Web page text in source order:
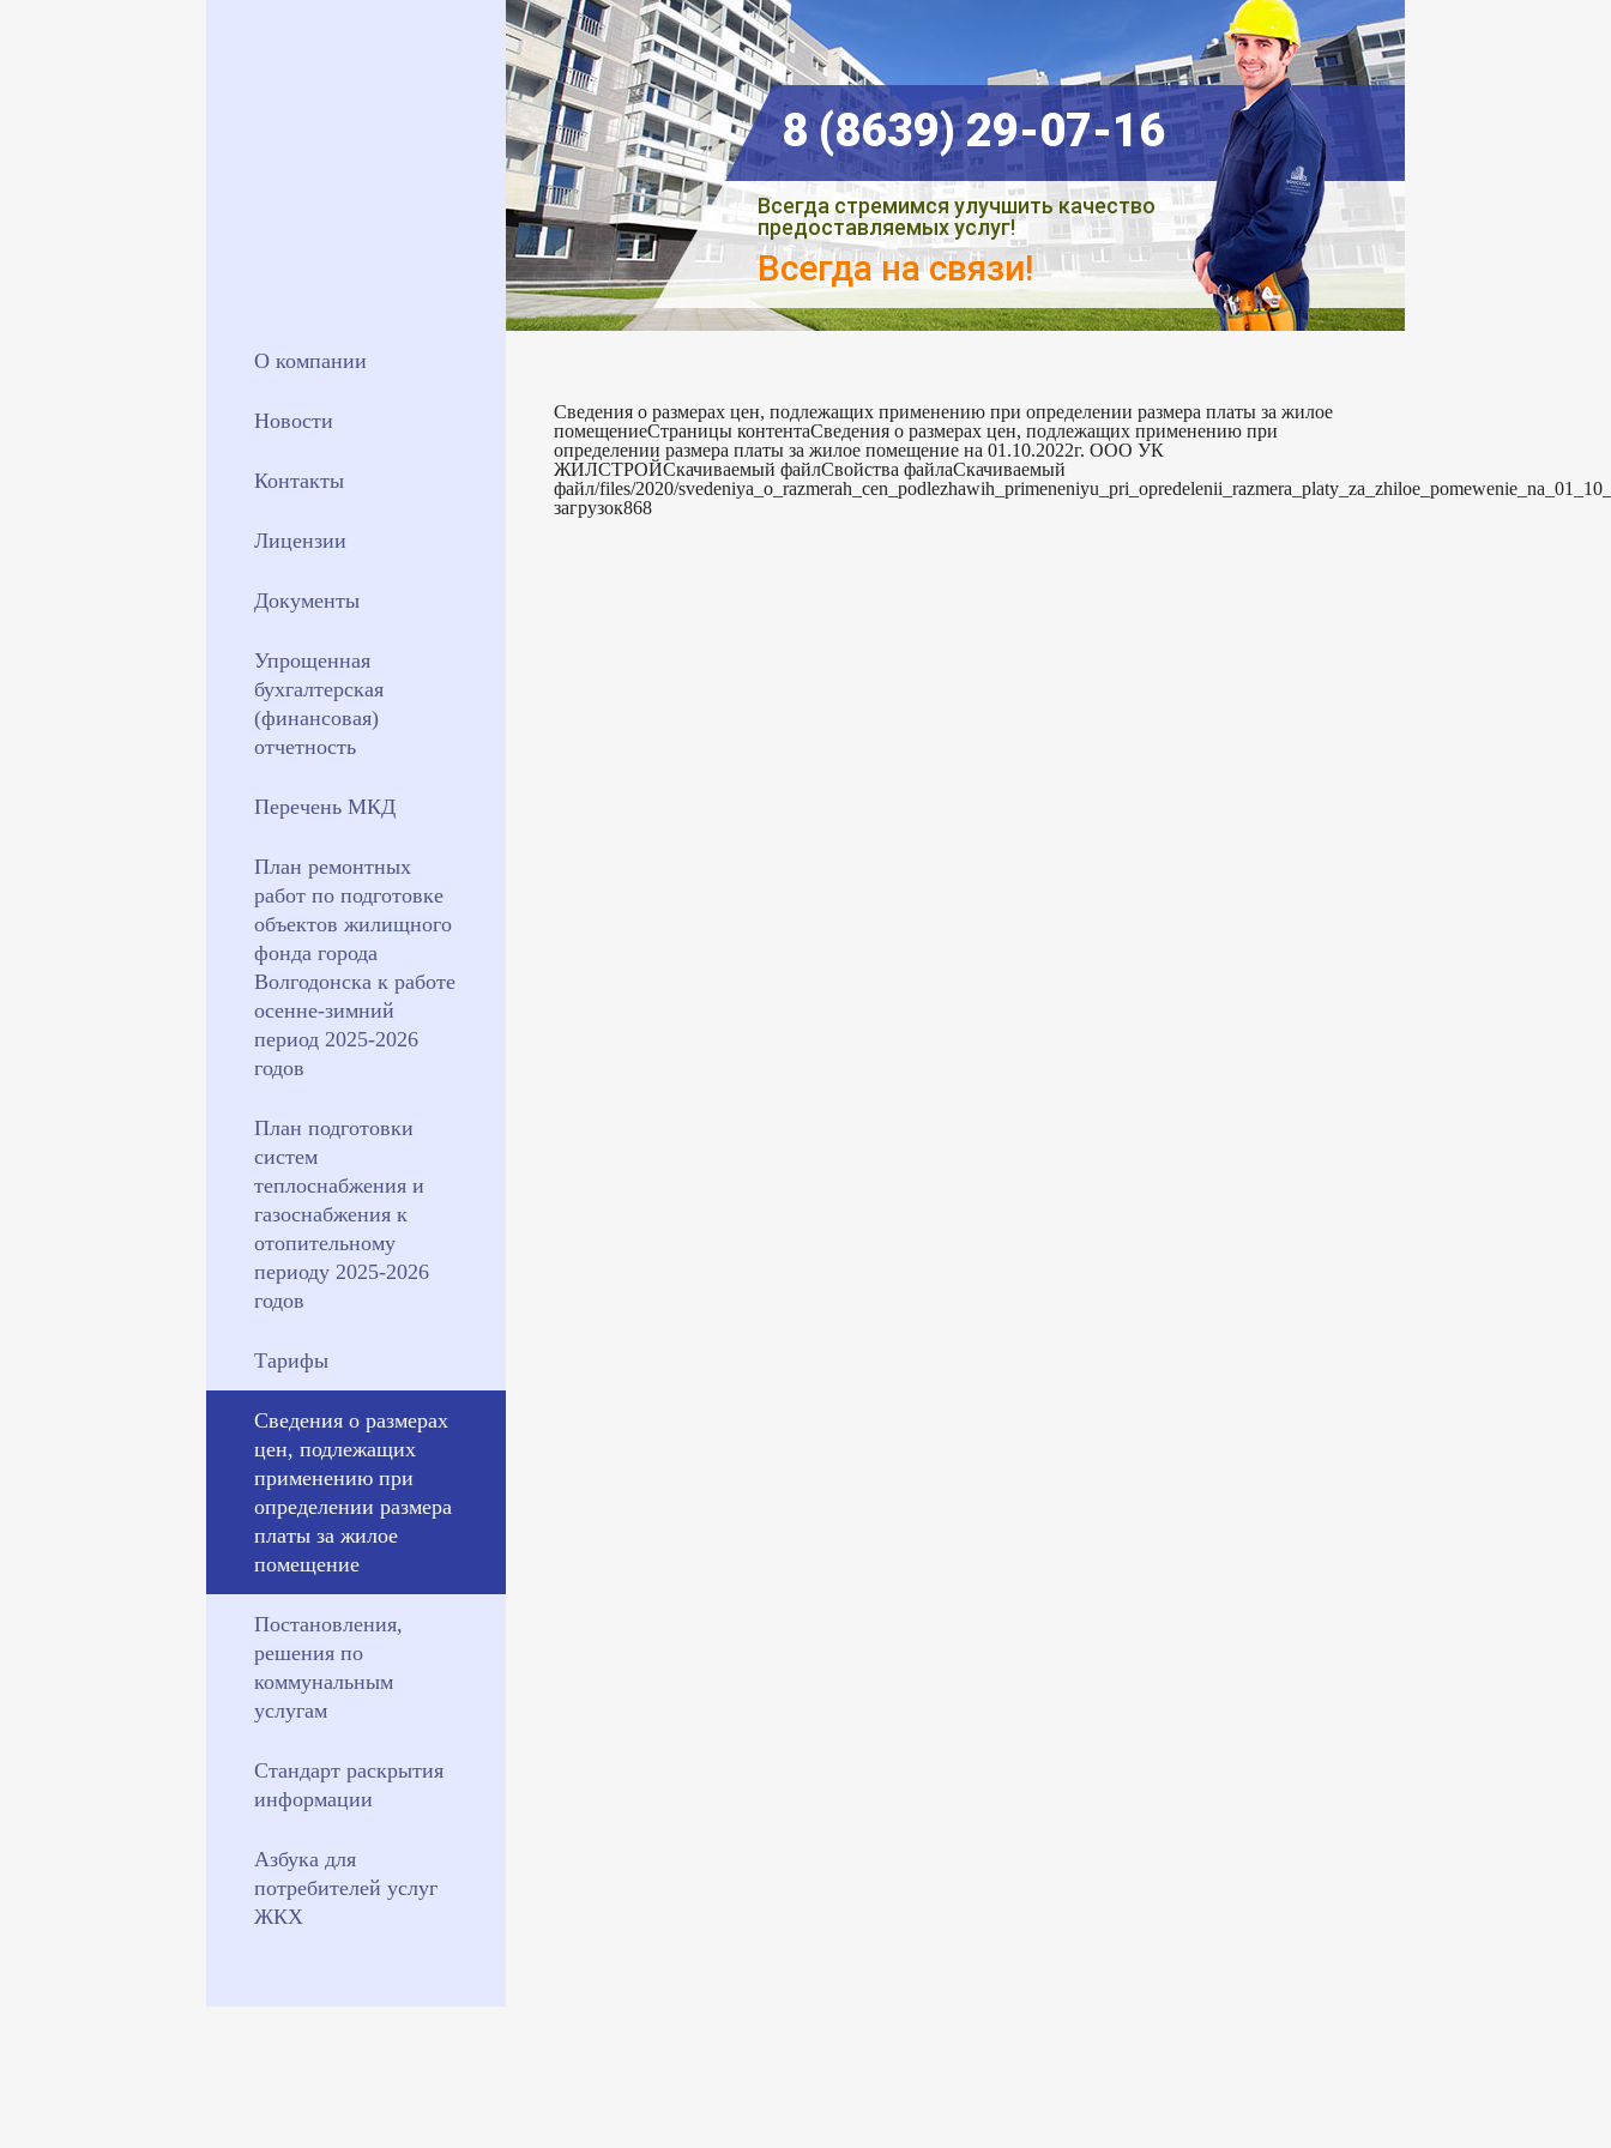
О компании
Новости
Контакты
Лицензии
Документы
Упрощенная
бухгалтерская
(финансовая)
отчетность
Перечень МКД
План ремонтных
работ по подготовке
объектов жилищного
фонда города
Волгодонска к работе
осенне-зимний
период 2025-2026
годов
План подготовки
систем
теплоснабжения и
газоснабжения к
отопительному
периоду 2025-2026
годов
Тарифы
Сведения о размерах
цен, подлежащих
применению при
определении размера
платы за жилое
помещение
Постановления,
решения по
коммунальным
услугам
Стандарт раскрытия
информации
Азбука для
потребителей услуг
ЖКХ
8 (8639) 29-07-16
Всегда стремимся улучшить качество
предоставляемых услуг!
Всегда на связи!
Сведения о размерах цен, подлежащих применению при определении размера платы за жилое
помещениеСтраницы контентаСведения о размерах цен, подлежащих применению при
определении размера платы за жилое помещение на 01.10.2022г. ООО УК
ЖИЛСТРОЙСкачиваемый файлСвойства файлаСкачиваемый
файл/files/2020/
загрузок868